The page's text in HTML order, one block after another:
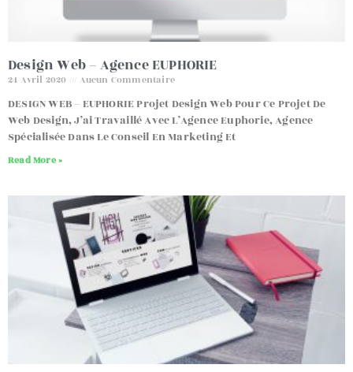
Design Web – Agence EUPHORIE
24 Avril 2020 Aucun Commentaire
DESIGN WEB – EUPHORIE Projet Design Web Pour Ce Projet De
Web Design, J’ai Travaillé Avec L’Agence Euphorie, Agence
Spécialisée Dans Le Conseil En Marketing Et
Read More »